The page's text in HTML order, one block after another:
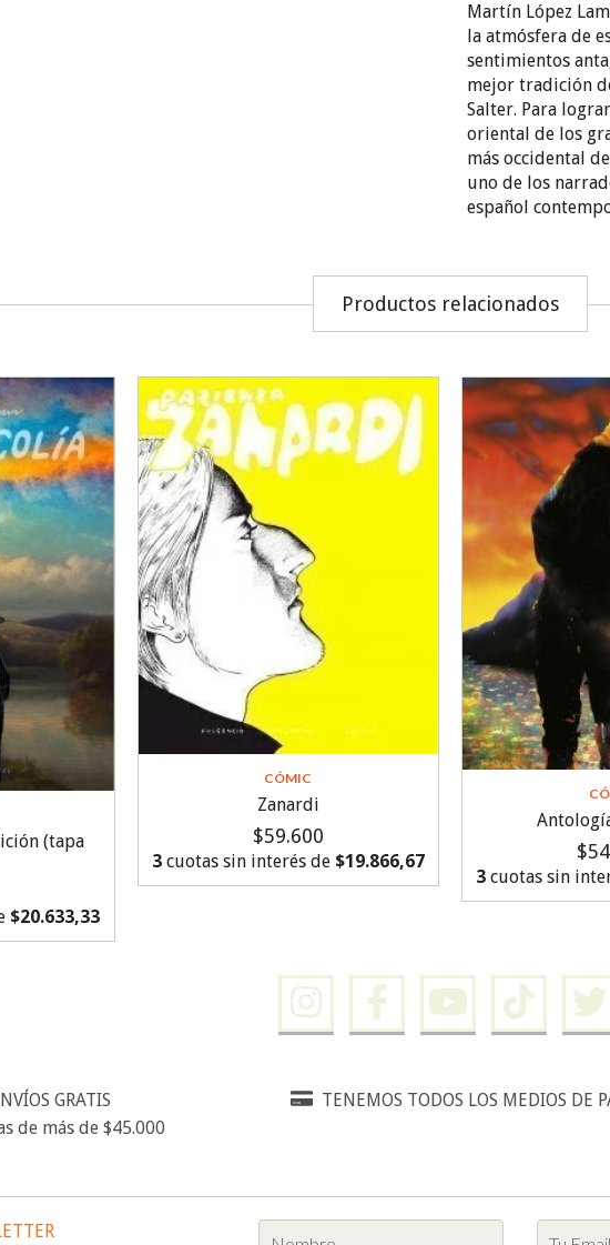
Martín López
la atmósfera de
sentimientos
mejor tradición
Salter. Para
oriental de los
más occidental
uno de los
español
Productos relacionados
(tapa
$20.633,33
CÓMIC
Zanardi
$59.600
3cuotas sin interés de $19.866,67
3 cuotas sin
GRATIS
de más de $45.000
TENEMOS TODOS LOS MEDIOS DE